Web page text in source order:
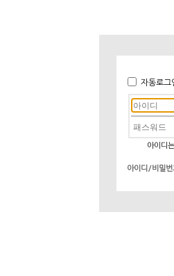
자동로그
아이디
아이디/비밀번